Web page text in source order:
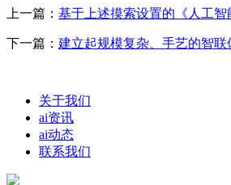
上一篇： 基于上述摸索设置的《人工智
下一篇： 建立起规模复杂、手艺的智联
关于我们
ai资讯
ai动态
联系我们